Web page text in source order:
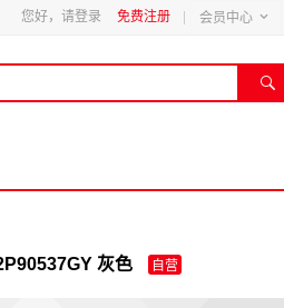
您好，请登录 免费注册 会员中心 

灰色 自营